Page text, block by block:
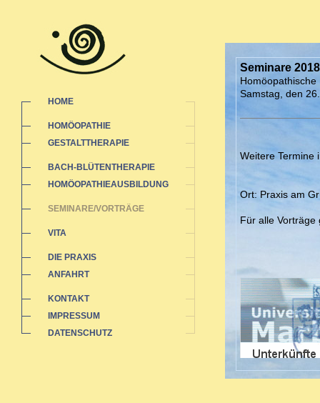
HOME
HOMÖOPATHIE
GESTALTTHERAPIE
BACH-BLÜTENTHERAPIE
HOMÖOPATHIEAUSBILDUNG
SEMINARE/VORTRÄGE
VITA
DIE PRAXIS
ANFAHRT
KONTAKT
IMPRESSUM
DATENSCHUTZ
Seminare
Samstag, den
Weitere Termine
Ort: Praxis am
Für alle Vorträge